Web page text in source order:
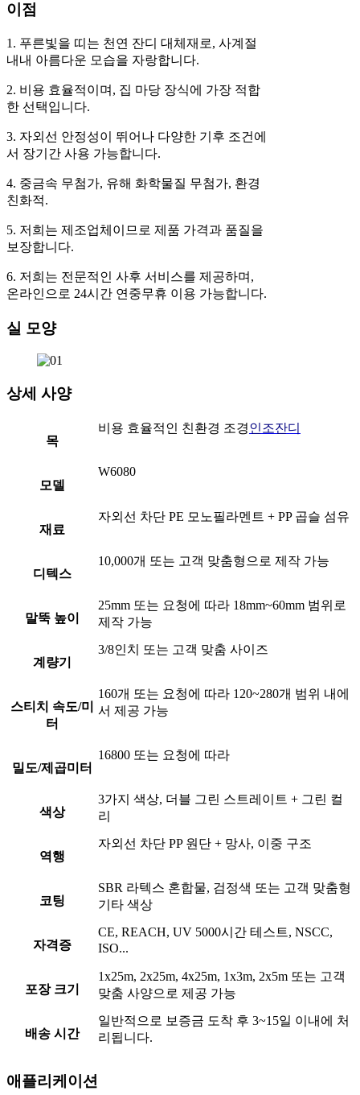
이점
1. 푸른빛을 띠는 천연 잔디 대체재로, 사계절
내내 아름다운 모습을 자랑합니다.
2. 비용 효율적이며, 집 마당 장식에 가장 적합
한 선택입니다.
3. 자외선 안정성이 뛰어나 다양한 기후 조건에
서 장기간 사용 가능합니다.
4. 중금속 무첨가, 유해 화학물질 무첨가, 환경
친화적.
5. 저희는 제조업체이므로 제품 가격과 품질을
보장합니다.
6. 저희는 전문적인 사후 서비스를 제공하며,
온라인으로 24시간 연중무휴 이용 가능합니다.
실 모양
상세 사양
목
비용 효율적인 친환경 조경인조잔디
모델
W6080
재료
자외선 차단 PE 모노필라멘트 + PP 곱슬 섬유
디텍스
10,000개 또는 고객 맞춤형으로 제작 가능
말뚝 높이
25mm 또는 요청에 따라 18mm~60mm 범위로
제작 가능
계량기
3/8인치 또는 고객 맞춤 사이즈
스티치 속도/미
터
160개 또는 요청에 따라 120~280개 범위 내에
서 제공 가능
밀도/제곱미터
16800 또는 요청에 따라
색상
3가지 색상, 더블 그린 스트레이트 + 그린 컬
리
역행
자외선 차단 PP 원단 + 망사, 이중 구조
코팅
SBR 라텍스 혼합물, 검정색 또는 고객 맞춤형
기타 색상
자격증
CE, REACH, UV 5000시간 테스트, NSCC,
ISO...
포장 크기
1x25m, 2x25m, 4x25m, 1x3m, 2x5m 또는 고객
맞춤 사양으로 제공 가능
배송 시간
일반적으로 보증금 도착 후 3~15일 이내에 처
리됩니다.
애플리케이션